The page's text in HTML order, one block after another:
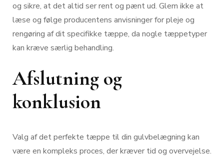
og sikre, at det altid ser rent og pænt ud. Glem ikke at
læse og følge producentens anvisninger for pleje og
rengøring af dit specifikke tæppe, da nogle tæppetyper
kan kræve særlig behandling.
Afslutning og
konklusion
Valg af det perfekte tæppe til din gulvbelægning kan
være en kompleks proces, der kræver tid og overvejelse.